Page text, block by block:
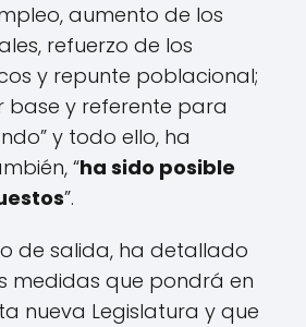
aumento de los
refuerzo de los
y repunte poblacional;
base y referente para
y todo ello, ha
“ha sido posible
”.
de salida, ha detallado
medidas que pondrá en
nueva Legislatura y que